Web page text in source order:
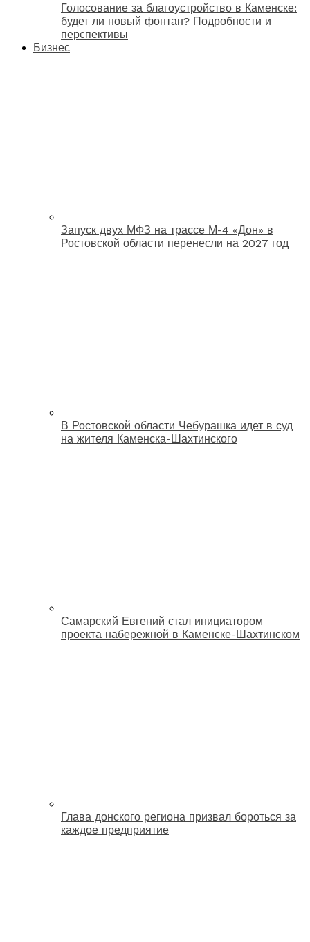
Голосование за благоустройство в Каменске:
будет ли новый фонтан? Подробности и
перспективы
Бизнес
Запуск двух МФЗ на трассе М-4 «Дон» в
Ростовской области перенесли на 2027 год
В Ростовской области Чебурашка идет в суд
на жителя Каменска-Шахтинского
Самарский Евгений стал инициатором
проекта набережной в Каменске-Шахтинском
Глава донского региона призвал бороться за
каждое предприятие